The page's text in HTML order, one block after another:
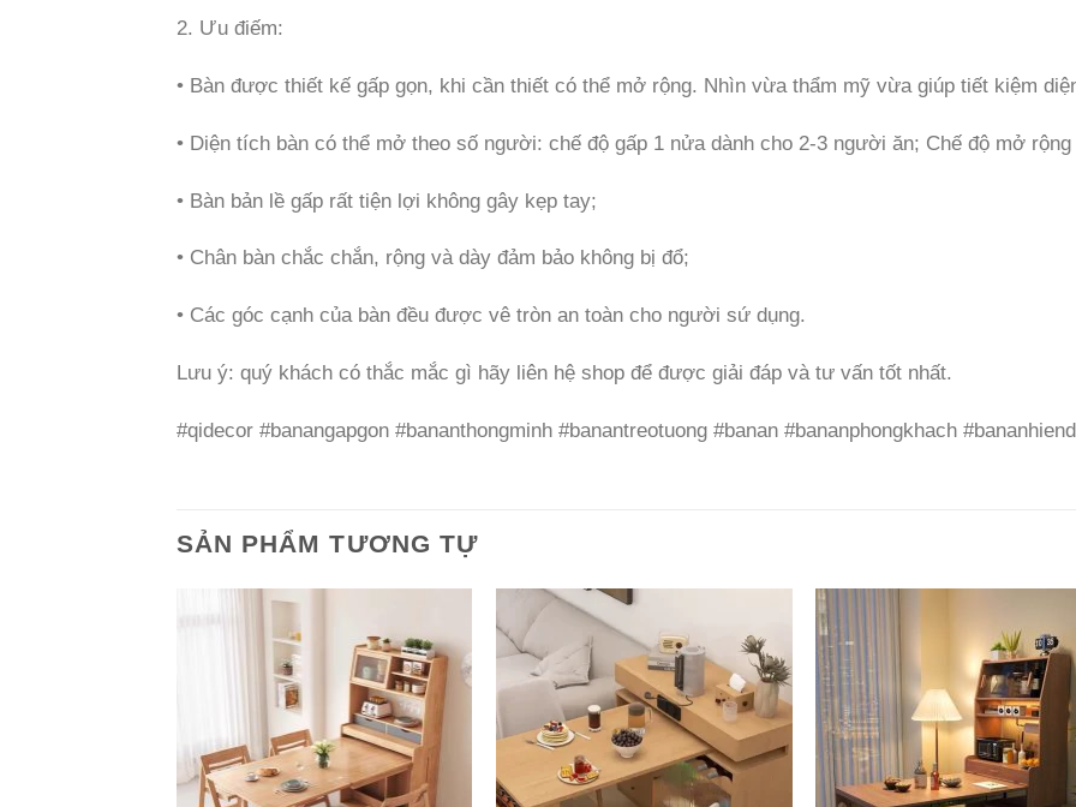
2. Ưu điếm:
• Bàn được thiết kế gấp gọn, khi cần thiết có thể mở rộng. Nhìn vừa thẩm mỹ vừa giúp tiết kiệm
• Diện tích bàn có thể mở theo số người: chế độ gấp 1 nửa dành cho 2-3 người ăn; Chế độ mở
• Bàn bản lề gấp rất tiện lợi không gây kẹp tay;
• Chân bàn chắc chắn, rộng và dày đảm bảo không bị đổ;
• Các góc cạnh của bàn đều được vê tròn an toàn cho người sứ dụng.
Lưu ý: quý khách có thắc mắc gì hãy liên hệ shop để được giải đáp và tư vấn tốt nhất.
#qidecor #banangapgon #bananthongminh #banantreotuong #banan #bananphongkhach
SẢN PHẨM TƯƠNG TỰ